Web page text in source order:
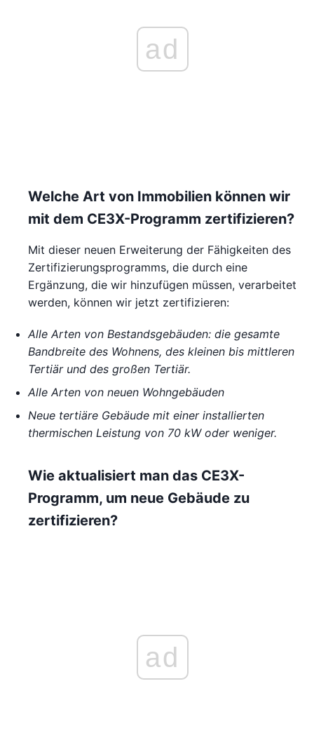
ad
Welche Art von Immobilien können wir
mit dem CE3X-Programm zertifizieren?
Mit dieser neuen Erweiterung der Fähigkeiten des
Zertifizierungsprogramms, die durch eine
Ergänzung, die wir hinzufügen müssen, verarbeitet
werden, können wir jetzt zertifizieren:
Alle Arten von Bestandsgebäuden: die gesamte
Bandbreite des Wohnens, des kleinen bis mittleren
Tertiär und des großen Tertiär.
Alle Arten von neuen Wohngebäuden
Neue tertiäre Gebäude mit einer installierten
thermischen Leistung von 70 kW oder weniger.
Wie aktualisiert man das CE3X-
Programm, um neue Gebäude zu
zertifizieren?
ad